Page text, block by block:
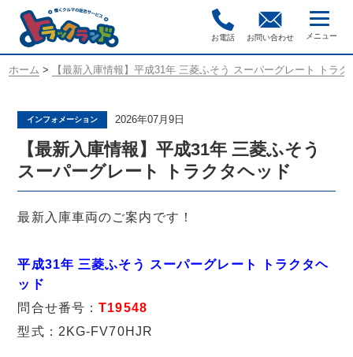
お電話 お問い合わせ
ホーム > 【最新入庫情報】平成31年 三菱ふそう スーパーグレート トラク
インフォメーション 2026年07月9日
【最新入庫情報】平成31年 三菱ふそう
スーパーグレート トラクタヘッド
最新入庫車両のご案内です！
平成31年 三菱ふそう スーパーグレート トラクタヘ
ッド
問合せ番号：T19548
型式：2KG-FV70HJR